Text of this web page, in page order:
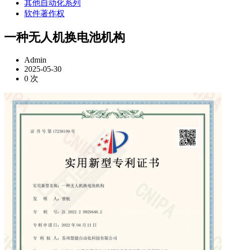
其他自动化系列
软件著作权
一种无人机换电池机构
Admin
2025-05-30
0 次